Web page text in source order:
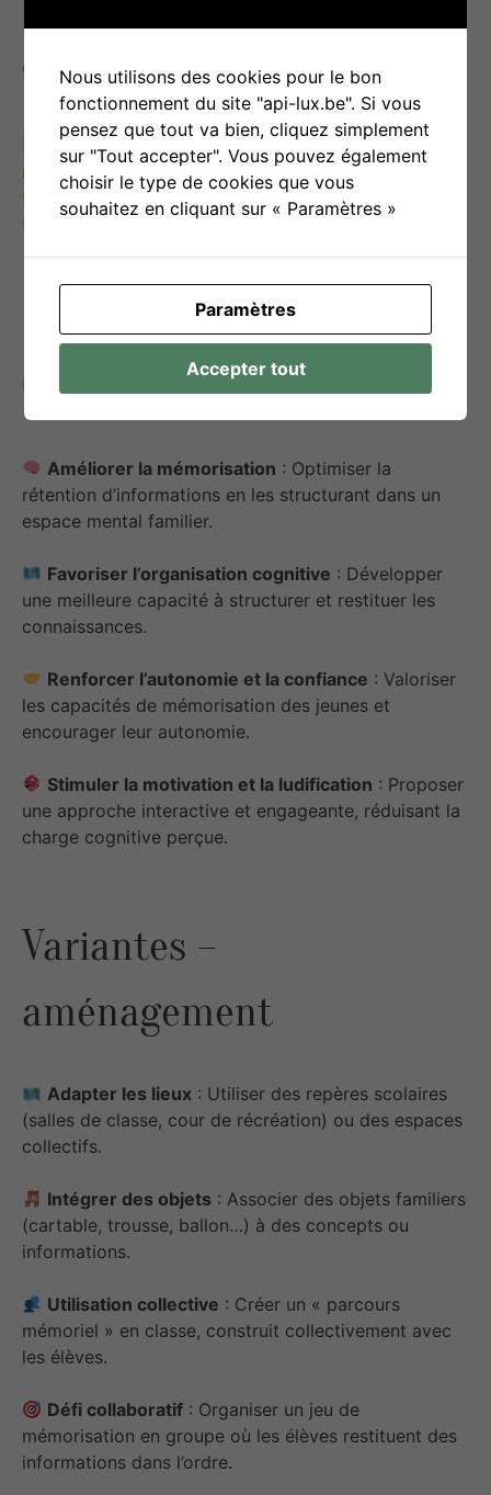
VIDEO:
youtube (6min 42) – Enzo Honoré:
3 étapes pour créer son 1er palais mental
ARTICLE pour aller plus loin:
dites le avec des
métaphores, comment les raccourcis mentaux
facilitent l’apprentissage. ressource didask –
Svetlana Meyer
Objectif(s) d’utilisation
Améliorer la mémorisation : Optimiser la
rétention d’informations en les structurant dans un
espace mental familier.
Favoriser l’organisation cognitive : Développer
une meilleure capacité à structurer et restituer les
connaissances.
Renforcer l’autonomie et la confiance : Valoriser
les capacités de mémorisation des jeunes et
encourager leur autonomie.
Stimuler la motivation et la ludification : Proposer
une approche interactive et engageante, réduisant la
charge cognitive perçue.
Variantes –
aménagement
Adapter les lieux : Utiliser des repères scolaires
(salles de classe, cour de récréation) ou des espaces
collectifs.
Intégrer des objets : Associer des objets familiers
(cartable, trousse, ballon…) à des concepts ou
informations.
Utilisation collective : Créer un « parcours
mémoriel » en classe, construit collectivement avec
les élèves.
Défi collaboratif : Organiser un jeu de
mémorisation en groupe où les élèves restituent des
informations dans l’ordre.
Nous utilisons des cookies pour le bon
fonctionnement du site "api-lux.be". Si vous
pensez que tout va bien, cliquez simplement
sur "Tout accepter". Vous pouvez également
choisir le type de cookies que vous
souhaitez en cliquant sur « Paramètres »
Paramètres
Accepter tout